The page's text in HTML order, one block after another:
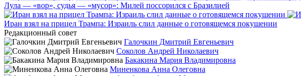
Лула — «вор», судья — «мусор»: Милей поссорился с Бразилией
Иран взял на прицел Трампа: Израиль слил данные о готовящемся покушении
Редакционный совет
Галочкин Дмитрий Евгеньевич
Соколов Андрей Николаевич
Бакакина Мария Владимировна
Миненкова Анна Олеговна